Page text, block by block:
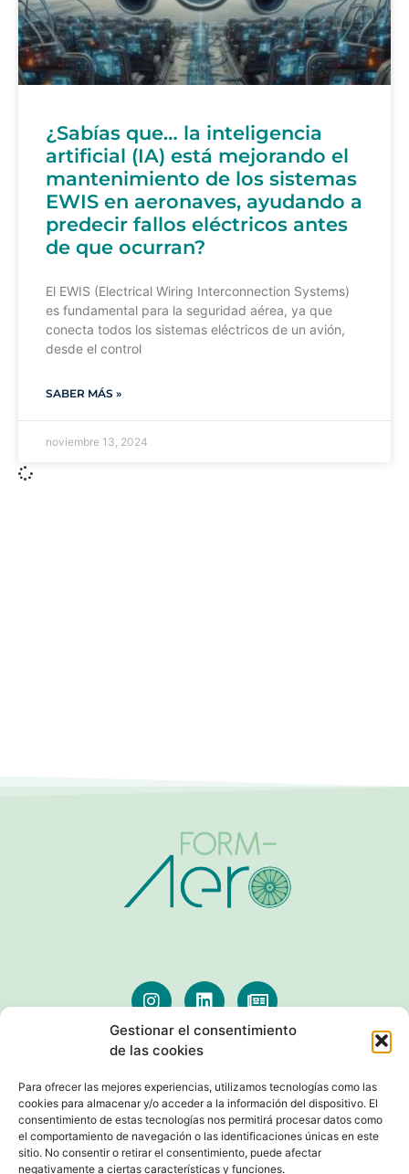
Gestionar el consentimiento
de las cookies
Para ofrecer las mejores experiencias, utilizamos tecnologías como las
cookies para almacenar y/o acceder a la información del dispositivo. El
consentimiento de estas tecnologías nos permitirá procesar datos como
el comportamiento de navegación o las identificaciones únicas en este
sitio. No consentir o retirar el consentimiento, puede afectar
negativamente a ciertas características y funciones.
¿Sabías que… la inteligencia
artificial (IA) está mejorando el
mantenimiento de los sistemas
EWIS en aeronaves, ayudando a
predecir fallos eléctricos antes
de que ocurran?
El EWIS (Electrical Wiring Interconnection Systems)
es fundamental para la seguridad aérea, ya que
conecta todos los sistemas eléctricos de un avión,
desde el control
SABER MÁS »
noviembre 13, 2024